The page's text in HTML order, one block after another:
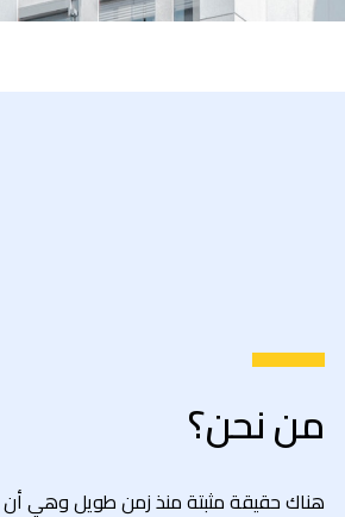
من نحن؟
هناك حقيقة مثبتة منذ زمن طويل وهي